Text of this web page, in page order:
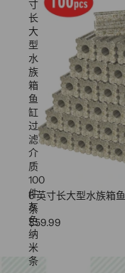
寸
长
大
型
水
族
箱
鱼
缸
过
滤
介
质
100
件
灰
色
纳
米
条
6 英寸长大型水族箱
条
$59.99